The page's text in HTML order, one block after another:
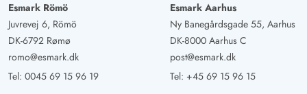
Esmark Römö
Juvrevej 6, Römö
DK-6792 Rømø
romo@esmark.dk
Tel: 0045 69 15 96 19
Esmark Aarhus
Ny Banegårdsgade 55, Aarhus
DK-8000 Aarhus C
post@esmark.dk
Tel: +45 69 15 96 15